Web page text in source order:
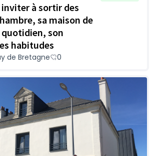
à sortir des
sa maison de
son
habitudes
de Bretagne 0